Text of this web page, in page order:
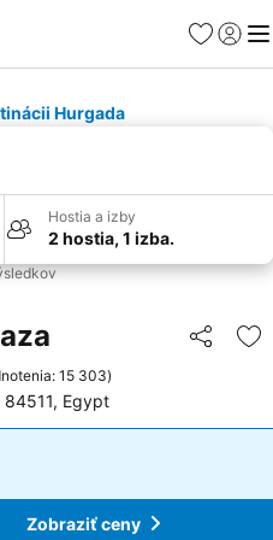
Obľúbené
Hurgada
Hostia a izby
2 hostia, 1 izba.
Zdieľať
15 303)
84511, Egypt
ceny
Zobraziť ceny